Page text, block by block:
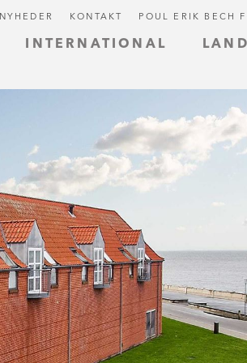
INTERNATIONAL
NYHEDER KONTAKT POUL ERIK BECH